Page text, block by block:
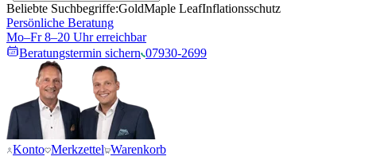
Beliebte Suchbegriffe:GoldMaple LeafInflationsschutz
Persönliche Beratung
Mo–Fr 8–20 Uhr erreichbar
Beratungstermin sichern 07930-2699
Konto Merkzettel Warenkorb